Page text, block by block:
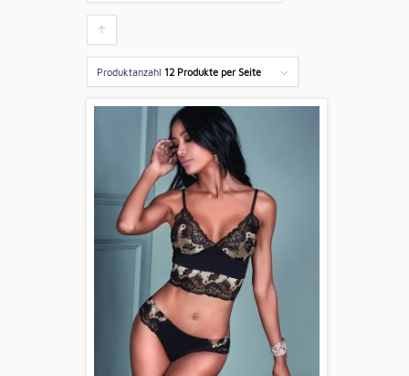
um
die
sortieren
Produktanzahl 12 Produkte per Seite